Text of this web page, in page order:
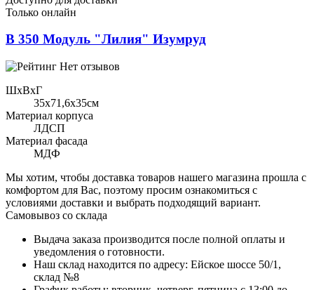
Только онлайн
В 350 Модуль "Лилия" Изумруд
Нет отзывов
ШхВхГ
35x71,6х35см
Материал корпуса
ЛДСП
Материал фасада
МДФ
Мы хотим, чтобы доставка товаров нашего магазина прошла с
комфортом для Вас, поэтому просим ознакомиться с
условиями доставки и выбрать подходящий вариант.
Самовывоз со склада
Выдача заказа производится после полной оплаты и
уведомления о готовности.
Наш склад находится по адресу: Ейское шоссе 50/1,
склад №8